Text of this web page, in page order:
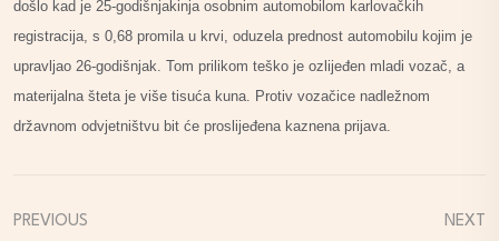
došlo kad je 25-godišnjakinja osobnim automobilom karlovačkih
registracija, s 0,68 promila u krvi, oduzela prednost automobilu kojim je
upravljao 26-godišnjak. Tom prilikom teško je ozlijeđen mladi vozač, a
materijalna šteta je više tisuća kuna. Protiv vozačice nadležnom
državnom odvjetništvu bit će proslijeđena kaznena prijava.
PREVIOUS
NEXT